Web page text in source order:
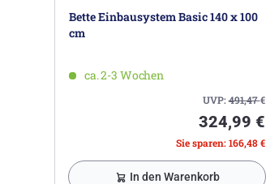
Bette Einbausystem Basic 140 x 100
cm
ca. 2-3 Wochen
UVP:491,47€
324,99 €
Sie sparen: 166,48 €
In den Warenkorb